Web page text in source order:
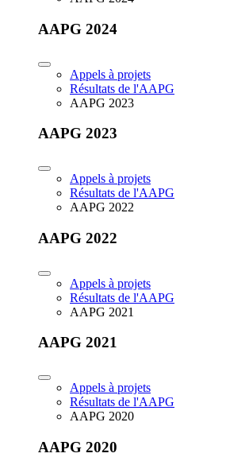
AAPG 2024
Appels à projets
Résultats de l'AAPG
AAPG 2023
AAPG 2023
Appels à projets
Résultats de l'AAPG
AAPG 2022
AAPG 2022
Appels à projets
Résultats de l'AAPG
AAPG 2021
AAPG 2021
Appels à projets
Résultats de l'AAPG
AAPG 2020
AAPG 2020